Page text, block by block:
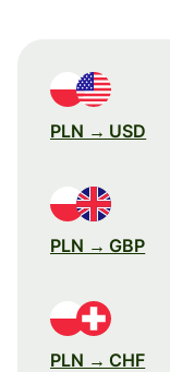
PLN → USD
PLN → GBP
PLN → CHF